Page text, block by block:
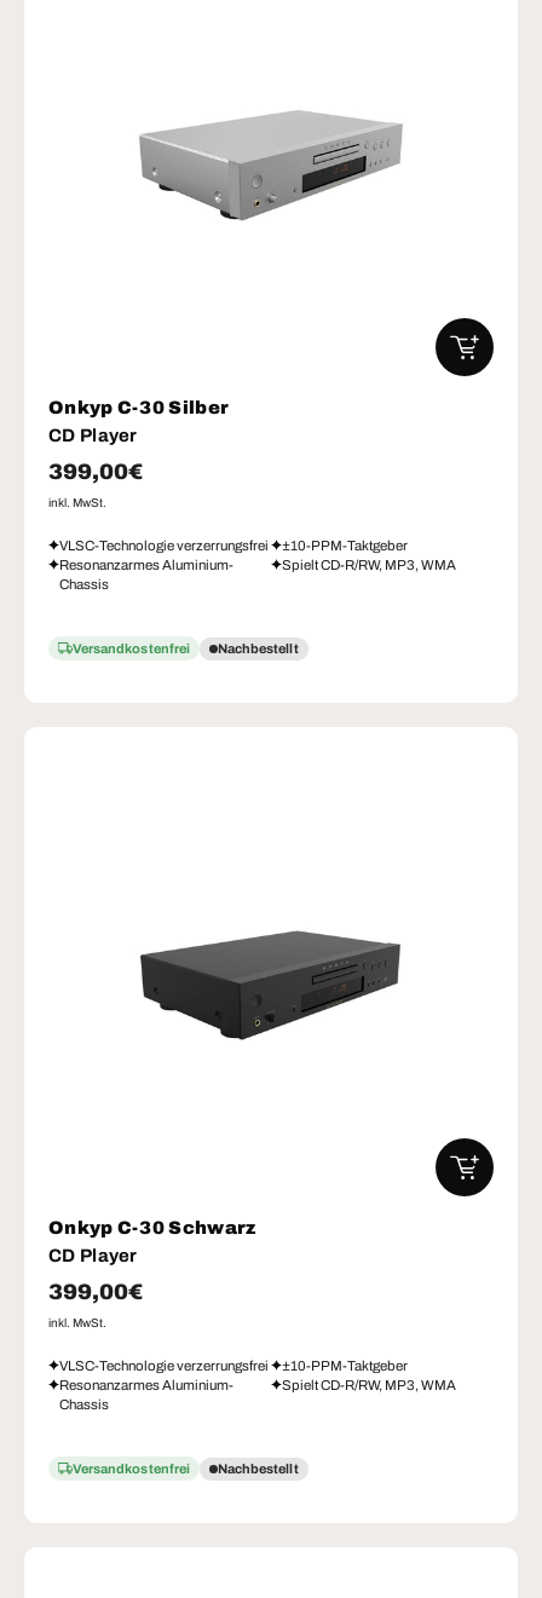
Onkyp C-30 Silber
CD Player
Normaler Preis
399,00€
inkl. MwSt.
VLSC-Technologie verzerrungsfrei
±10-PPM-Taktgeber
Resonanzarmes Aluminium-
Chassis
Spielt CD-R/RW, MP3, WMA
Versandkostenfrei Nachbestellt
IN DEN
Onkyp C-30 Schwarz
CD Player
Normaler Preis
399,00€
inkl. MwSt.
VLSC-Technologie verzerrungsfrei
±10-PPM-Taktgeber
Resonanzarmes Aluminium-
Chassis
Spielt CD-R/RW, MP3, WMA
Versandkostenfrei Nachbestellt
IN DEN